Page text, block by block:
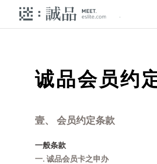
诚品会员约
壹、 会员约定条款
一般条款
一. 诚品会员卡之申办